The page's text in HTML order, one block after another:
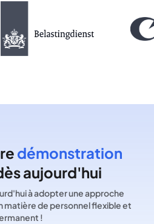
démonstration
aujourd'hui
à adopter une approche
matière de personnel flexible et
!